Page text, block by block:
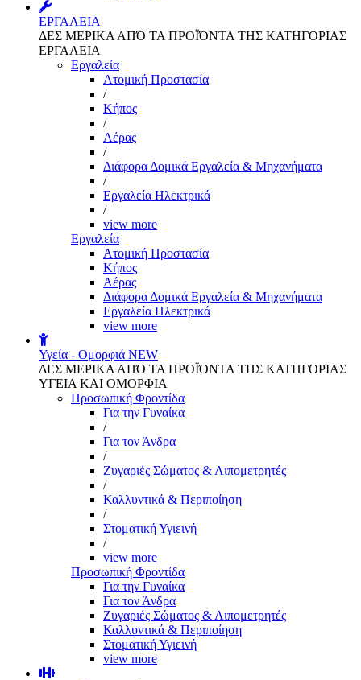
ΕΡΓΑΛΕΙΑ
ΔΕΣ ΜΕΡΙΚΑ ΑΠΌ ΤΑ ΠΡΟΪΌΝΤΑ ΤΗΣ ΚΑΤΗΓΟΡΙΑΣ
ΕΡΓΑΛΕΙΑ
Εργαλεία
Aτομική Προστασία
/
Kήπος
/
Αέρας
/
Διάφορα Δομικά Εργαλεία & Μηχανήματα
/
Εργαλεία Ηλεκτρικά
/
view more
Εργαλεία
Aτομική Προστασία
Kήπος
Αέρας
Διάφορα Δομικά Εργαλεία & Μηχανήματα
Εργαλεία Ηλεκτρικά
view more
Υγεία - Ομορφιά NEW
ΔΕΣ ΜΕΡΙΚΑ ΑΠΌ ΤΑ ΠΡΟΪΌΝΤΑ ΤΗΣ ΚΑΤΗΓΟΡΙΑΣ
ΥΓΕΙΑ ΚΑΙ ΟΜΟΡΦΙΑ
Προσωπική Φροντίδα
Για την Γυναίκα
/
Για τον Άνδρα
/
Ζυγαριές Σώματος & Λιπομετρητές
/
Καλλυντικά & Περιποίηση
/
Στοματική Υγιεινή
/
view more
Προσωπική Φροντίδα
Για την Γυναίκα
Για τον Άνδρα
Ζυγαριές Σώματος & Λιπομετρητές
Καλλυντικά & Περιποίηση
Στοματική Υγιεινή
view more